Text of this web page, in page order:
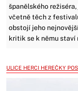
španělského
včetně těch z
obstojí jeho
kritik se k němu staví
ULICE HERCI HEREČKY